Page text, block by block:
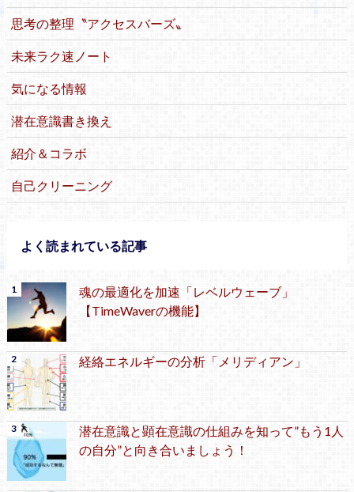
思考の整理〝アクセスバーズ〟
未来ラク速ノート
気になる情報
潜在意識書き換え
紹介＆コラボ
自己クリーニング
よく読まれている記事
魂の最適化を加速「レベルウェーブ」
【TimeWaverの機能】
経絡エネルギーの分析「メリディアン」
潜在意識と顕在意識の仕組みを知って”もう1人
の自分”と向き合いましょう！